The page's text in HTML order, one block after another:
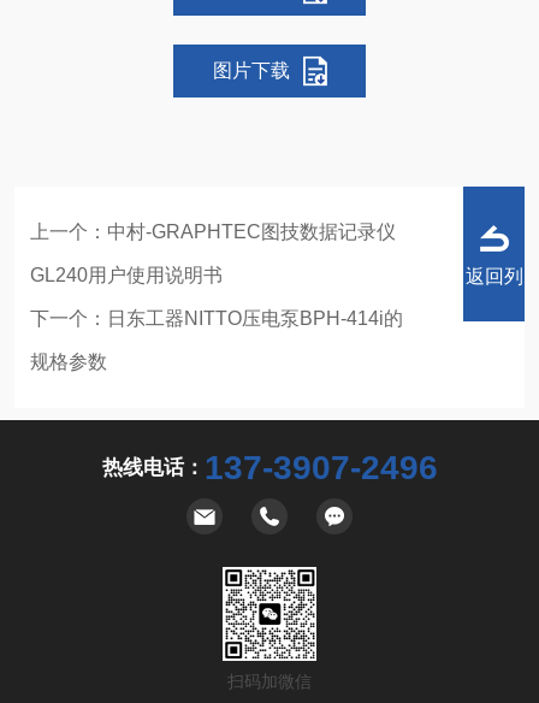
图片下载
上一个： 中村-GRAPHTEC图技数据记录仪
GL240用户使用说明书
下一个： 日东工器NITTO压电泵BPH-414i的
规格参数
返回列
热线电话： 137-3907-2496
扫码加微信